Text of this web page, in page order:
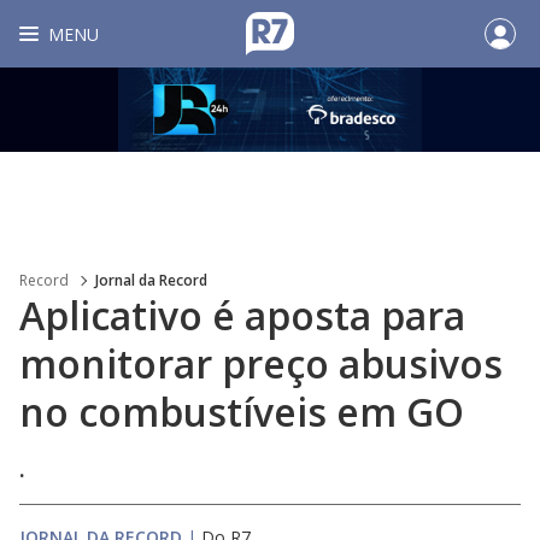
MENU
Record Jornal da Record
Aplicativo é aposta para
monitorar preço abusivos
no combustíveis em GO
.